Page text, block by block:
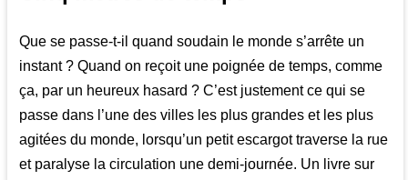
Que se passe-t-il quand soudain le monde s’arrête un
instant ? Quand on reçoit une poignée de temps, comme
ça, par un heureux hasard ? C’est justement ce qui se
passe dans l’une des villes les plus grandes et les plus
agitées du monde, lorsqu’un petit escargot traverse la rue
et paralyse la circulation une demi-journée. Un livre sur